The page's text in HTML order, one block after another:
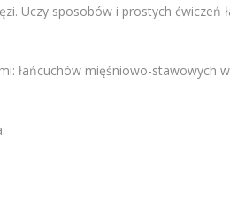
Uczy sposobów i prostych ćwiczeń
łańcuchów mięśniowo-stawowych